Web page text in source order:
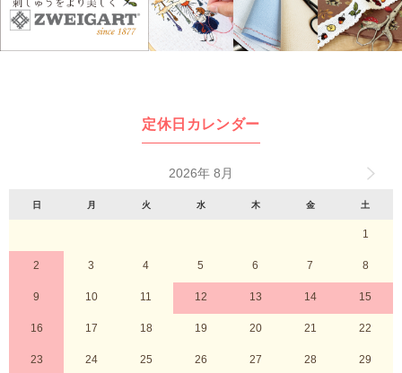
定休日カレンダー
2026年 8月
日 月 火 水 木 金 土
1
2 3 4 5 6 7 8
9 10 11 12 13 14 15
16 17 18 19 20 21 22
23 24 25 26 27 28 29